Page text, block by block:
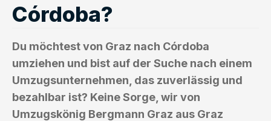
Córdoba?
Du möchtest von Graz nach Córdoba
umziehen und bist auf der Suche nach einem
Umzugsunternehmen, das zuverlässig und
bezahlbar ist? Keine Sorge, wir von
Umzugskönig Bergmann Graz aus Graz